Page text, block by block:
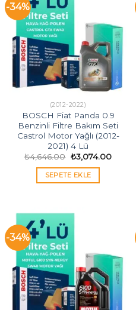
-34%
(2012-2022)
BOSCH Fiat Panda 0.9
Benzinli Filtre Bakım Seti
Castrol Motor Yağlı (2012-
2021) 4 Lü
₺4,646.00 Orijinal
fiyat:
₺4,646.00.
₺3,074.00Şu
SEPETE EKLE
-34%